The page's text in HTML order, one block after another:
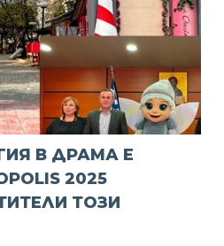
В ДРАМА Е
2025
ТОЗИ